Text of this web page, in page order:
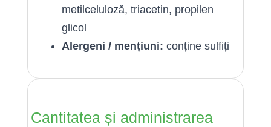
metilceluloză, triacetin, propilen
glicol
Alergeni / mențiuni: conține sulfiți
Cantitatea și administrarea